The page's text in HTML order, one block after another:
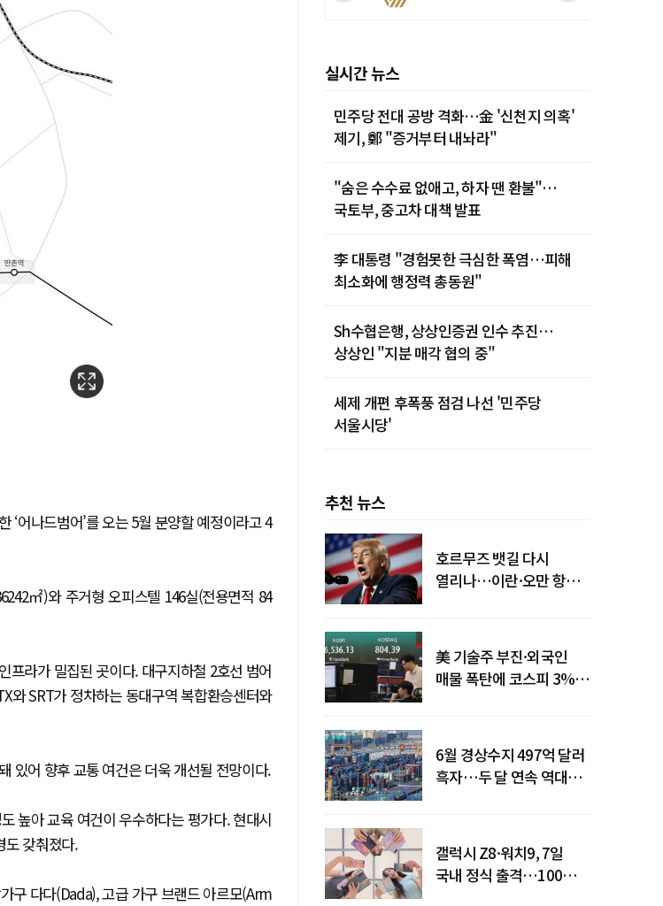
어나드범어’를 오는 5월 분양할 예정이라고 4
㎡)와 주거형 오피스텔 146실(전용면적 84
프라가 밀집된 곳이다. 대구지하철 2호선 범어
와 SRT가 정차하는 동대구역 복합환승센터와
있어 향후 교통 여건은 더욱 개선될 전망이다.
높아 교육 여건이 우수하다는 평가다. 현대시
도 갖춰졌다.
구 다다(Dada), 고급 가구 브랜드 아르모(Arm
실시간 뉴스
민주당 전대 공방 격화…金 '신천지 의혹'
제기, 鄭 "증거부터 내놔라"
"숨은 수수료 없애고, 하자 땐 환불"…
국토부, 중고차 대책 발표
李 대통령 "경험못한 극심한 폭염…피해
최소화에 행정력 총동원"
Sh수협은행, 상상인증권 인수 추진…
상상인 "지분 매각 협의 중"
세제 개편 후폭풍 점검 나선 '민주당
서울시당'
추천 뉴스
호르무즈 뱃길 다시
열리나…이란·오만 항로
美 기술주 부진·외국인
매물 폭탄에 코스피 3%대
6월 경상수지 497억 달러
흑자…두 달 연속 역대
갤럭시 Z8·워치9, 7일
국내 정식 출격…100개국